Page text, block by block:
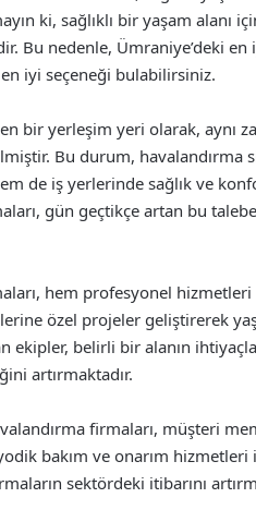
ki, sağlıklı bir yaşam alanı
Bu nedenle, Ümraniye’deki en
iyi seçeneği bulabilirsiniz.
bir yerleşim yeri olarak, aynı
Bu durum, havalandırma
de iş yerlerinde sağlık ve
gün geçtikçe artan bu
hem profesyonel
özel projeler geliştirerek
belirli bir alanın
artırmaktadır.
firmaları, müşteri
bakım ve onarım hizmetleri
sektördeki itibarını